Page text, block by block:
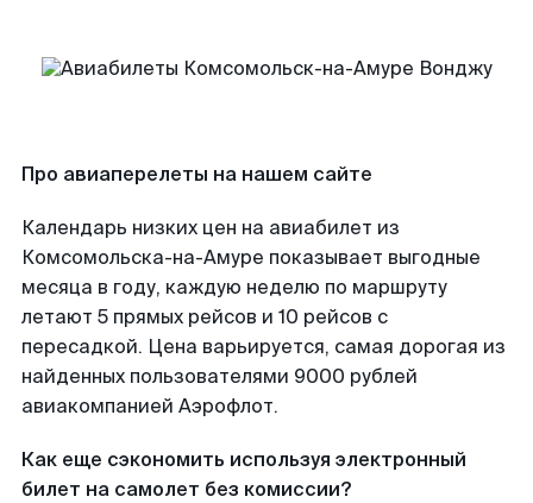
Про авиаперелеты на нашем сайте
Календарь низких цен на авиабилет из
Комсомольска-на-Амуре показывает выгодные
месяца в году, каждую неделю по маршруту
летают 5 прямых рейсов и 10 рейсов с
пересадкой. Цена варьируется, самая дорогая из
найденных пользователями 9000 рублей
авиакомпанией Аэрофлот.
Как еще сэкономить используя электронный
билет на самолет без комиссии?